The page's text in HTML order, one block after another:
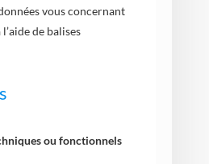
vous concernant
de balises
ou fonctionnels